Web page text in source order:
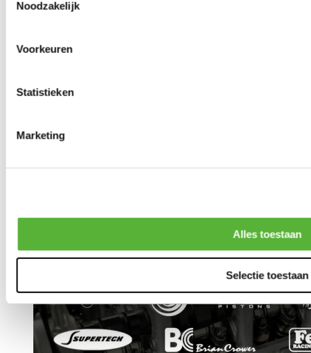
Noodzakelijk
Voorkeuren
Statistieken
Marketing
Alles toestaan
Selectie toestaan